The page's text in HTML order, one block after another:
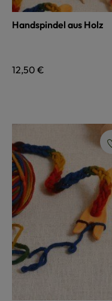
Handspindel aus Holz
Regulärer Preis:
12,50 €